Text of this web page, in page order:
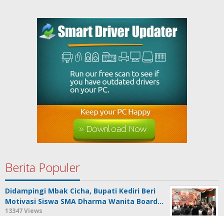
Berita Populer
Didampingi Mbak Cicha, Bupati Kediri Beri
Motivasi Siswa SMA Dharma Wanita Board…
13347 Views